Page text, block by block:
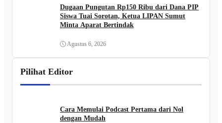
Dugaan Pungutan Rp150 Ribu dari Dana PIP
Siswa Tuai Sorotan, Ketua LIPAN Sumut
Minta Aparat Bertindak
Agustus 6, 2026
Pilihat Editor
Cara Memulai Podcast Pertama dari Nol
dengan Mudah